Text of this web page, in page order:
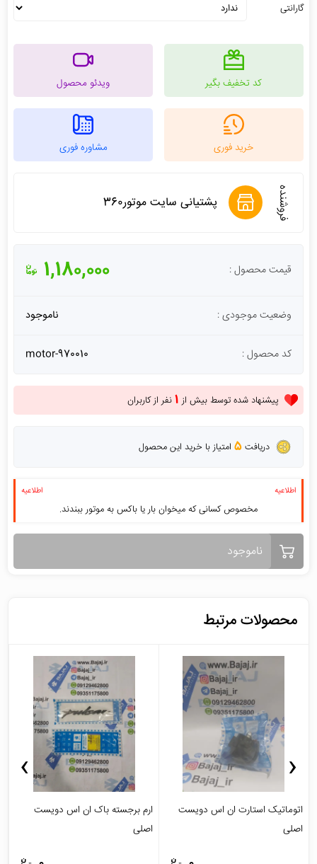
گارانتی
کد تخفیف بگیر ویدئو محصول
خرید فوری مشاوره فوری
فروشنده پشتیانی سایت موتور360
قیمت محصول : 1,180,000
وضعیت موجودی : ناموجود
کد محصول : motor-970010
پیشنهاد شده توسط بیش از 1 نفر از کاربران
دریافت 5امتیاز با خرید این محصول
اطلاعیه اطلاعیه
مخصوص کسانی که میخوان بار یا باکس به موتور ببندند.
ناموجود
محصولات مرتبط
اتوماتیک استارت ان اس دویست
اصلی
ارم برجسته باک ان اس دویست
اصلی
‹
›